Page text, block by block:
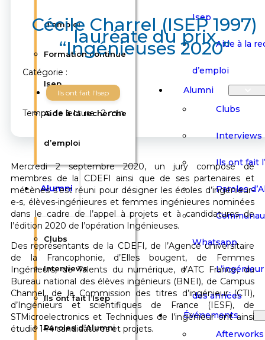
d’emploi
Formation continue
Isep
Aide à la recherche
d’emploi
Alumni
Clubs
Interviews
Ils ont fait l’Isep
Paroles d’Alumni
Isep
Aide à la
d’emploi
Alumni
Clubs
Interviews
Ils ont fait
Paroles
Whatsapp
des années
Événements
Afterworks
Cécile Charrel (ISEP 1997)
lauréate du prix
“Ingénieuses 2020”
Catégorie :
Ils ont fait l'Isep
Temps de lecture : 2 min
Mercredi 2 septembre 2020, un jury composé de
membres de la CDEFI ainsi que de ses partenaires et
mécènes s’est réuni pour désigner les écoles d’ingénieur-
e-s, élèves-ingénieures et femmes ingénieures nominées
dans le cadre de l’appel à projets et à candidatures de
l’édition 2020 de l’opération Ingénieuses.
Des représentants de la CDEFI, de l’Agence universitaire
de la Francophonie, d’Elles bougent, de Femmes
Ingénieurs, de Talents du numérique, d’ATC France, du
Bureau national des élèves ingénieurs (BNEI), de Campus
Channel, de la Commission des titres d’ingénieur (CTI),
d’Ingénieurs et scientifiques de France (IESF), de
STMicroelectronics et Techniques de l’ingénieur ont ainsi
étudié 144 candidatures et projets.